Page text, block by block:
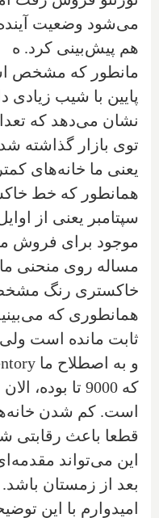
می‌شود وضعیت
هم پیش‌بینی کرد. ه
مانطور که مشخص
پایین با شیب
نشان می‌دهد که
توی بازار گذاشته
یعنی ما خانه‌های
همانطور که خط
سپتامبر یعنی از
موجود برای فروش
مساله روی منحنی
خاکستری رنگ
همانطوری که
ثابت مانده است
و به اصطلاح ما
است. کم شدن
قطعا باعث رقابتی
این می‌تواند
بعد از زمستان باشد.
‌امیدوارم با این